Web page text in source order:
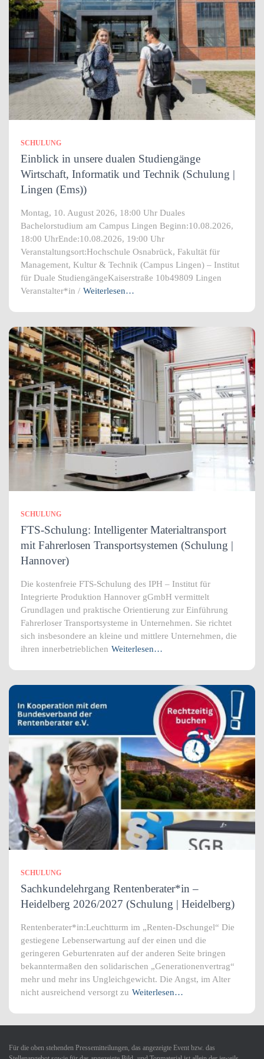
SCHULUNG
Einblick in unsere dualen Studiengänge
Wirtschaft, Informatik und Technik (Schulung |
Lingen (Ems))
Montag, 10. August 2026, 18:00 Uhr Duales
Bachelorstudium am Campus Lingen Beginn:10.08.2026,
18:00 UhrEnde:10.08.2026, 19:00 Uhr
Veranstaltungsort:Hochschule Osnabrück, Fakultät für
Management, Kultur & Technik (Campus Lingen) – Institut
für Duale StudiengängeKaiserstraße 10b49809 Lingen
Veranstalter*in / Weiterlesen…
SCHULUNG
FTS-Schulung: Intelligenter Materialtransport
mit Fahrerlosen Transportsystemen (Schulung |
Hannover)
Die kostenfreie FTS-Schulung des IPH – Institut für
Integrierte Produktion Hannover gGmbH vermittelt
Grundlagen und praktische Orientierung zur Einführung
Fahrerloser Transportsysteme in Unternehmen. Sie richtet
sich insbesondere an kleine und mittlere Unternehmen, die
ihren innerbetrieblichen Weiterlesen…
SCHULUNG
Sachkundelehrgang Rentenberater*in –
Heidelberg 2026/2027 (Schulung | Heidelberg)
Rentenberater*in:Leuchtturm im „Renten-Dschungel“ Die
gestiegene Lebenserwartung auf der einen und die
geringeren Geburtenraten auf der anderen Seite bringen
bekanntermaßen den solidarischen „Generationenvertrag“
mehr und mehr ins Ungleichgewicht. Die Angst, im Alter
nicht ausreichend versorgt zu Weiterlesen…
Für die oben stehenden Pressemitteilungen, das angezeigte Event bzw. das